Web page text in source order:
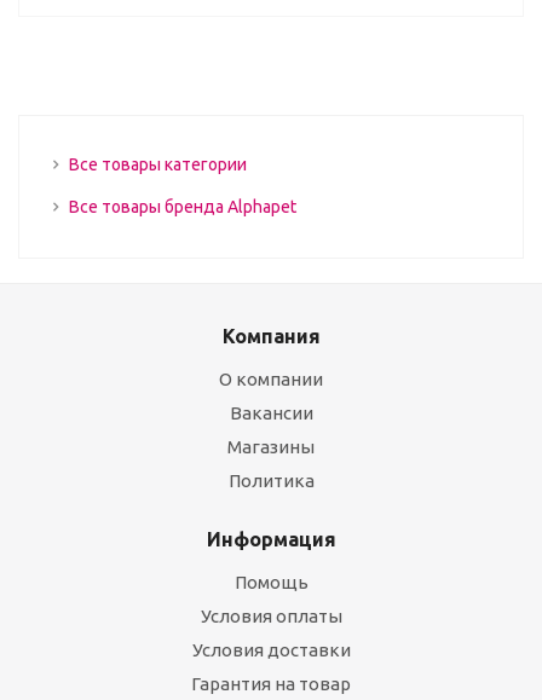
Все товары категории
Все товары бренда Alphapet
Компания
О компании
Вакансии
Магазины
Политика
Информация
Помощь
Условия оплаты
Условия доставки
Гарантия на товар